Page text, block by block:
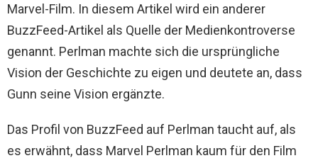
Marvel-Film. In diesem Artikel wird ein anderer
BuzzFeed-Artikel als Quelle der Medienkontroverse
genannt. Perlman machte sich die ursprüngliche
Vision der Geschichte zu eigen und deutete an, dass
Gunn seine Vision ergänzte.
Das Profil von BuzzFeed auf Perlman taucht auf, als
es erwähnt, dass Marvel Perlman kaum für den Film